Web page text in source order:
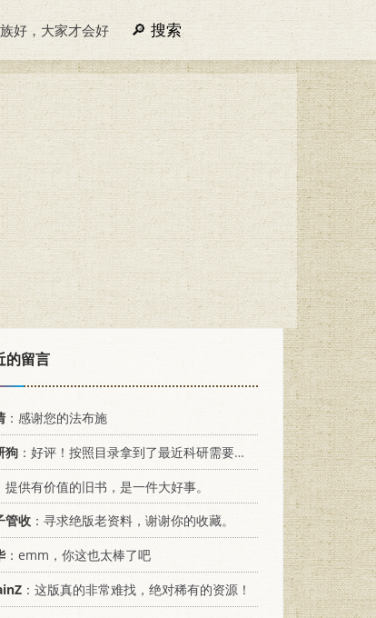
好，大家才会好 搜索
的留言
：感谢您的法布施
狗 ：好评！按照目录拿到了最近科研需要的材料！
提供有价值的旧书，是一件大好事。
管收 ：寻求绝版老资料，谢谢你的收藏。
：emm，你这也太棒了吧
：这版真的非常难找，绝对稀有的资源！